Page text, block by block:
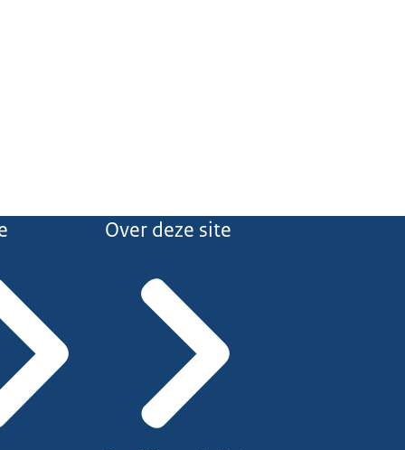
Over deze site